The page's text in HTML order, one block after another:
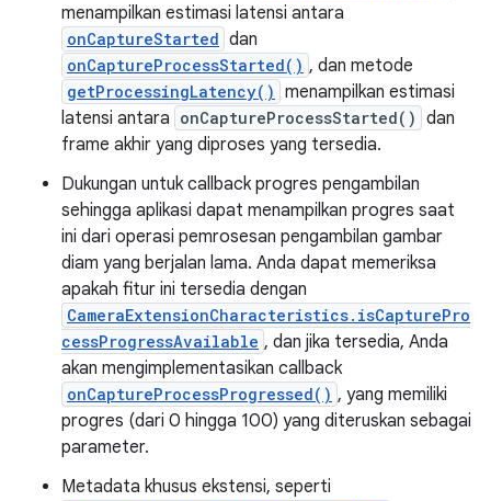
menampilkan estimasi latensi antara
onCaptureStarted dan
onCaptureProcessStarted() , dan metode
getProcessingLatency() menampilkan estimasi
latensi antara onCaptureProcessStarted() dan
frame akhir yang diproses yang tersedia.
Dukungan untuk callback progres pengambilan
sehingga aplikasi dapat menampilkan progres saat
ini dari operasi pemrosesan pengambilan gambar
diam yang berjalan lama. Anda dapat memeriksa
apakah fitur ini tersedia dengan
CameraExtensionCharacteristics.isCapturePro
cessProgressAvailable , dan jika tersedia, Anda
akan mengimplementasikan callback
onCaptureProcessProgressed() , yang memiliki
progres (dari 0 hingga 100) yang diteruskan sebagai
parameter.
Metadata khusus ekstensi, seperti